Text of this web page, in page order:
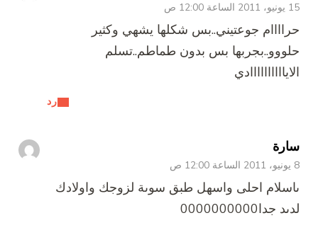
15 يونيو، 2011 الساعة 12:00 ص
رد
حراااام جوعتيني..بس شكلها يشهي وكثير
حلووو..بجربها بس بدون طماطم..تسلم
الاياااااااااادي
سارة
8 يونيو، 2011 الساعة 12:00 ص
ىاسلام احلى واسهل طبق سوىة لزوجك واولادك
لدىد جدا0000000000